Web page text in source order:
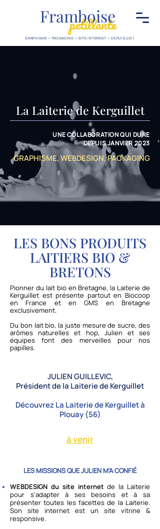
pétillante
Framboise
GRAPHISME • PACKAGING • SITE INTERNET • DEPUIS 2017
La Laiterie de Kerguillet
UNE COLLABORATION QUI DURE
DEPUIS JANVIER 2023
GRAPHISME, WEBDESIGN, PACKAGING
LES BONS PRODUITS
LAITIERS BIO &
BRETONS
Pionner du lait bio en Bretagne, la Laiterie de
Kerguillet est présente partout en Biocoop
en France et en GMS en Bretagne
exclusivement.
Du bon lait bio, la juste mesure de sucre, des
arômes naturelles et hop, Julien et ses
équipes font des merveilles pour nos
papilles.
JULIEN GUILLEVIC,
Président de la Laiterie de Kerguillet
Découvrez La Laiterie de Kerguillet à
Plouay (56)
à venir
LES MISSIONS QUE JULIEN M'A CONFIÉ
WEBDESIGN du site internetde la Laiterie
pour s'adapter à ses besoins et à sa
présenter toutes les facettes de la Laiterie.
Son site internet est un site vitrine &
responsive.